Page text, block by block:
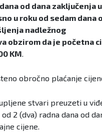
od dana zaključenja
u roku od sedam dana
nadležnog
obzirom da je početna
KM.
obročno plaćanje
stvari preuzeti u
2 (dva) radna dana od
cijene.